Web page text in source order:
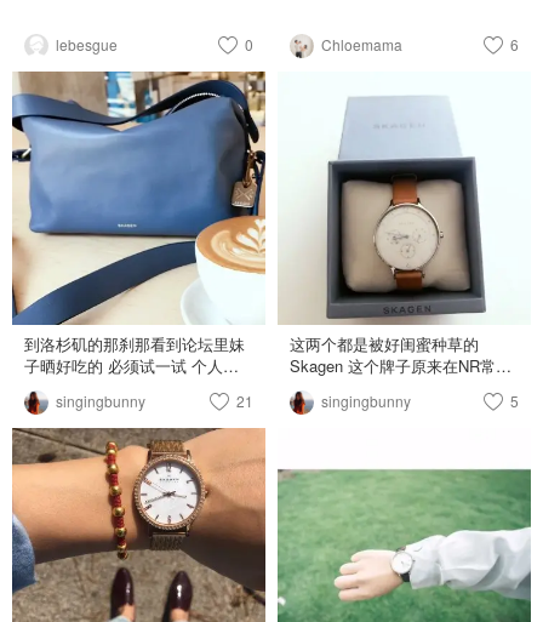
lebesgue 0 Chloemama 6
到洛杉矶的那刹那看到论坛里妹
子晒好吃的 必须试一试 个人更
爱bacon egg breakfast
sandwich, 厚厚的培根满足了我
对早餐的一切念想 Skagen的小
包皮质好的不要不要的 超级推荐
singingbunny 21
这两个都是被好闺蜜种草的
Skagen 这个牌子原来在NR常见
它们的手表 官网有free shipping
而且包和首饰也非常赞 小白鞋是
singingbunny 5